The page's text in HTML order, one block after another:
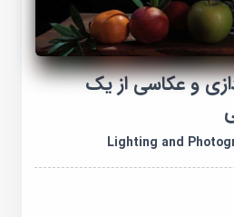
و عکاسی از یک
Lighting and